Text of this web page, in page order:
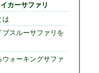
カーサファリ
は
スルーサファリを
ォーキングサファ